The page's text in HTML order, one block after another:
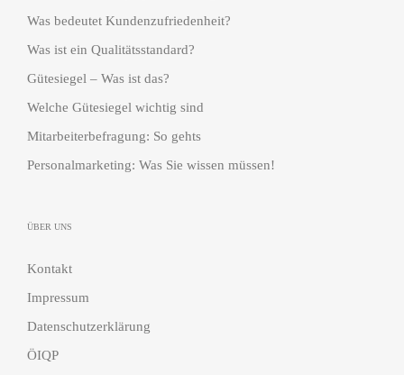
Was bedeutet Kundenzufriedenheit?
Was ist ein Qualitätsstandard?
Gütesiegel – Was ist das?
Welche Gütesiegel wichtig sind
Mitarbeiterbefragung: So gehts
Personalmarketing: Was Sie wissen müssen!
ÜBER UNS
Kontakt
Impressum
Datenschutzerklärung
ÖIQP